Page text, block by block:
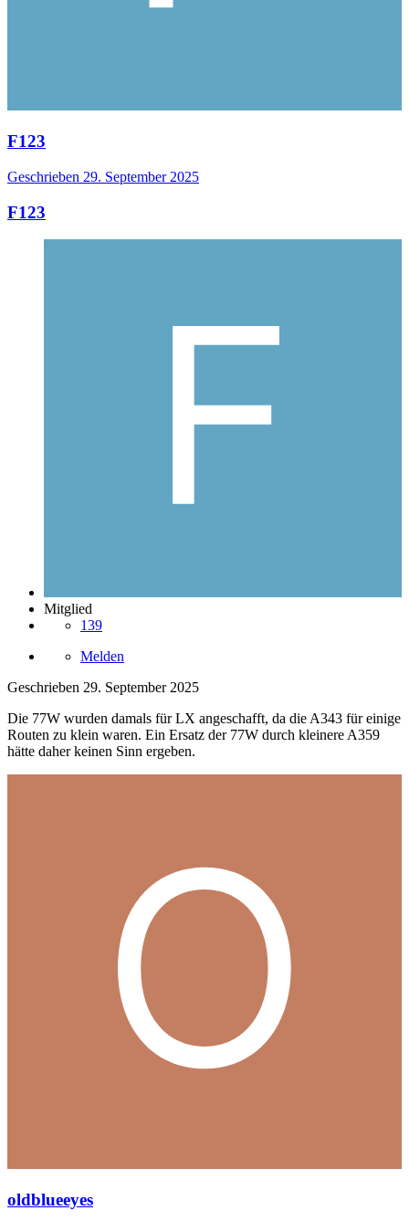
F123
Geschrieben 29. September 2025
F123
Mitglied
139
Melden
Geschrieben 29. September 2025
Die 77W wurden damals für LX angeschafft, da die A343 für einige
Routen zu klein waren. Ein Ersatz der 77W durch kleinere A359
hätte daher keinen Sinn ergeben.
oldblueeyes